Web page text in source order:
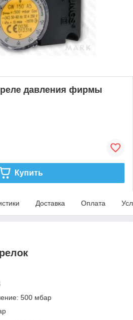
реле давления фирмы
Купить
Доставка Оплата
500 мбар